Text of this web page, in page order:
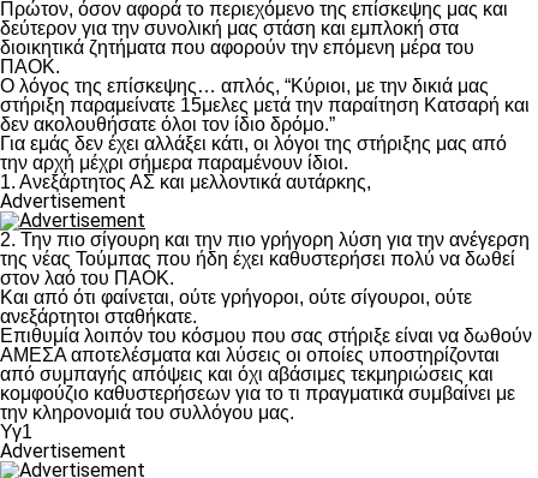
Πρώτον, όσον αφορά το περιεχόμενο της επίσκεψης μας και
δεύτερον για την συνολική μας στάση και εμπλοκή στα
διοικητικά ζητήματα που αφορούν την επόμενη μέρα του
ΠΑΟΚ.
Ο λόγος της επίσκεψης… απλός, “Κύριοι, με την δικιά μας
στήριξη παραμείνατε 15μελες μετά την παραίτηση Κατσαρή και
δεν ακολουθήσατε όλοι τον ίδιο δρόμο.”
Για εμάς δεν έχει αλλάξει κάτι, οι λόγοι της στήριξης μας από
την αρχή μέχρι σήμερα παραμένουν ίδιοι.
1. Ανεξάρτητος ΑΣ και μελλοντικά αυτάρκης,
Advertisement
2. Την πιο σίγουρη και την πιο γρήγορη λύση για την ανέγερση
της νέας Τούμπας που ήδη έχει καθυστερήσει πολύ να δωθεί
στον λαό του ΠΑΟΚ.
Και από ότι φαίνεται, ούτε γρήγοροι, ούτε σίγουροι, ούτε
ανεξάρτητοι σταθήκατε.
Επιθυμία λοιπόν του κόσμου που σας στήριξε είναι να δωθούν
ΑΜΕΣΑ αποτελέσματα και λύσεις οι οποίες υποστηρίζονται
από συμπαγής απόψεις και όχι αβάσιμες τεκμηριώσεις και
κομφούζιο καθυστερήσεων για το τι πραγματικά συμβαίνει με
την κληρονομιά του συλλόγου μας.
Υγ1
Advertisement